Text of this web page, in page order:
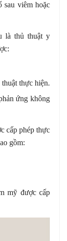
sau viêm hoặc
là thủ thuật y
thực hiện.
ứng không
cấp phép thực
gồm:
mỹ được cấp